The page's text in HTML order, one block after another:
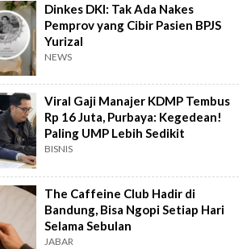
Dinkes DKI: Tak Ada Nakes
Pemprov yang Cibir Pasien BPJS
Yurizal
NEWS
Viral Gaji Manajer KDMP Tembus
Rp 16 Juta, Purbaya: Kegedean!
Paling UMP Lebih Sedikit
BISNIS
The Caffeine Club Hadir di
Bandung, Bisa Ngopi Setiap Hari
Selama Sebulan
JABAR